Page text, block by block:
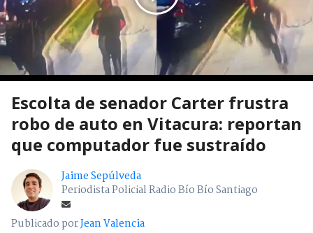
Escolta de senador Carter frustra
robo de auto en Vitacura: reportan
que computador fue sustraído
Jaime Sepúlveda
Periodista Policial Radio Bío Bío Santiago
Publicado porJean Valencia